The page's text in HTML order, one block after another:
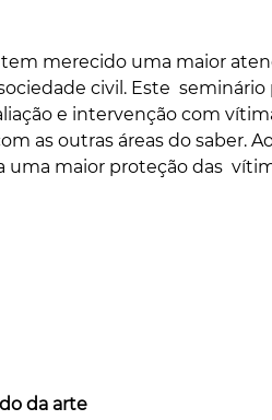
merecido uma maior
civil. Este
e intervenção com
as outras áreas do saber.
maior proteção das
da arte